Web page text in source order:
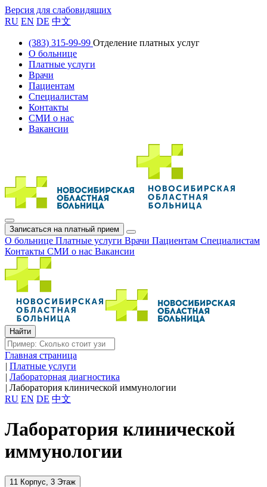
Версия для слабовидящих
RU EN DE 中文
(383) 315-99-99 Отделение платных услуг
О больнице
Платные услуги
Врачи
Пациентам
Специалистам
Контакты
СМИ о нас
Вакансии
Записаться на платный прием
О больнице Платные услуги Врачи Пациентам Специалистам
Контакты СМИ о нас Вакансии
Главная страница
| Платные услуги
| Лабораторная диагностика
| Лаборатория клинической иммунологии
RU EN DE 中文
Лаборатория клинической
иммунологии
11 Корпус, 3 Этаж